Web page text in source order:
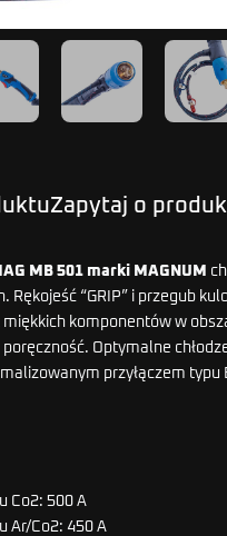
Zapytaj o
MB 501 marki MAGNUM
Rękojeść “GRIP” i przegub
miękkich komponentów w
Optymalne
przyłączem
Co2: 500 A
Ar/Co2: 450 A